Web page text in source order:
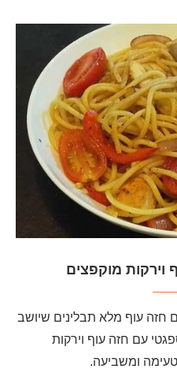
וירקות מוקפצים
חזה עוף מלא תבלינים שיושב
עם חזה עוף וירקות
ומשביעה.